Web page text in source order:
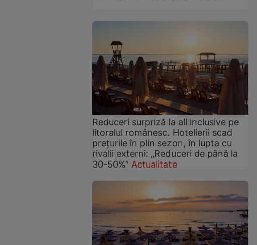
Reduceri surpriză la all inclusive pe
litoralul românesc. Hotelierii scad
prețurile în plin sezon, în lupta cu
rivalii externi: „Reduceri de până la
30-50%” Actualitate